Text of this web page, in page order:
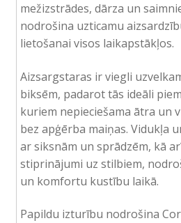
mežizstrādes, dārza un
nodrošina uzticamu
lietošanai visos laikapstākļos.
Aizsargstaras ir viegli
biksēm, padarot tās ideāli
kuriem nepieciešama ātra un
bez apģērba maiņas. Vidukļa
ar siksnām un sprādzēm, kā
stiprinājumi uz stilbiem,
un komfortu kustību laikā.
Papildu izturību nodrošina